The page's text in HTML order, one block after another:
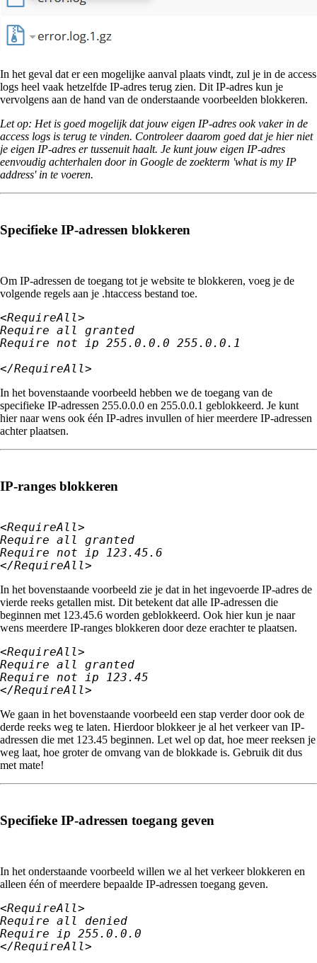
In het geval dat er een mogelijke aanval plaats vindt, zul je in de access
logs heel vaak hetzelfde IP-adres terug zien. Dit IP-adres kun je
vervolgens aan de hand van de onderstaande voorbeelden blokkeren.
Let op: Het is goed mogelijk dat jouw eigen IP-adres ook vaker in de
access logs is terug te vinden. Controleer daarom goed dat je hier niet
je eigen IP-adres er tussenuit haalt. Je kunt jouw eigen IP-adres
eenvoudig achterhalen door in Google de zoekterm 'what is my IP
address' in te voeren.
Specifieke IP-adressen blokkeren
Om IP-adressen de toegang tot je website te blokkeren, voeg je de
volgende regels aan je .htaccess bestand toe.
<RequireAll>
Require all granted
</RequireAll>
In het bovenstaande voorbeeld hebben we de toegang van de
specifieke IP-adressen 255.0.0.0 en 255.0.0.1 geblokkeerd. Je kunt
hier naar wens ook één IP-adres invullen of hier meerdere IP-adressen
achter plaatsen.
IP-ranges blokkeren
<RequireAll>
Require all granted
Require not ip 123.45.6
</RequireAll>
In het bovenstaande voorbeeld zie je dat in het ingevoerde IP-adres de
vierde reeks getallen mist. Dit betekent dat alle IP-adressen die
beginnen met 123.45.6 worden geblokkeerd. Ook hier kun je naar
wens meerdere IP-ranges blokkeren door deze erachter te plaatsen.
<RequireAll>
Require all granted
Require not ip 123.45
</RequireAll>
We gaan in het bovenstaande voorbeeld een stap verder door ook de
derde reeks weg te laten. Hierdoor blokkeer je al het verkeer van IP-
adressen die met 123.45 beginnen. Let wel op dat, hoe meer reeksen je
weg laat, hoe groter de omvang van de blokkade is. Gebruik dit dus
met mate!
Specifieke IP-adressen toegang geven
In het onderstaande voorbeeld willen we al het verkeer blokkeren en
alleen één of meerdere bepaalde IP-adressen toegang geven.
<RequireAll>
Require all denied
Require ip 255.0.0.0
</RequireAll>